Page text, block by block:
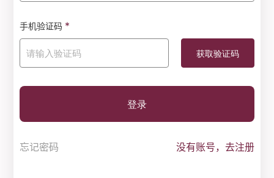
手机验证码 *
登录
忘记密码 没有账号，去注册